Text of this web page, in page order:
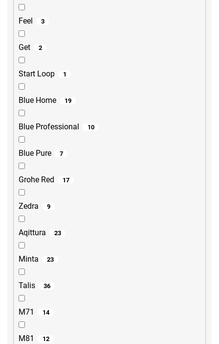
Feel 3
Get 2
Start Loop 1
Blue Home 19
Blue Professional 10
Blue Pure 7
Grohe Red 17
Zedra 9
Aqittura 23
Minta 23
Talis 36
M71 14
M81 12